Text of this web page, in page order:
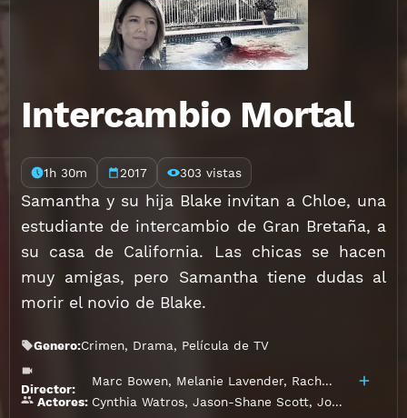
Intercambio Mortal
1h 30m 2017 303 vistas
Samantha y su hija Blake invitan a Chloe, una
estudiante de intercambio de Gran Bretaña, a
su casa de California. Las chicas se hacen
muy amigas, pero Samantha tiene dudas al
morir el novio de Blake.
Genero:Crimen, Drama, Película de TV
Director:
Marc Bowen, Melanie Lavender, Rachel Montgomery
Actores: Cynthia Watros, Jason-Shane Scott, Joanne Baron